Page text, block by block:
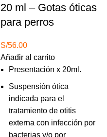
20 ml – Gotas óticas
para perros
S/56.00
Añadir al carrito
Presentación x 20ml.
Suspensión ótica
indicada para el
tratamiento de otitis
externa con infección por
bacterias y/o por